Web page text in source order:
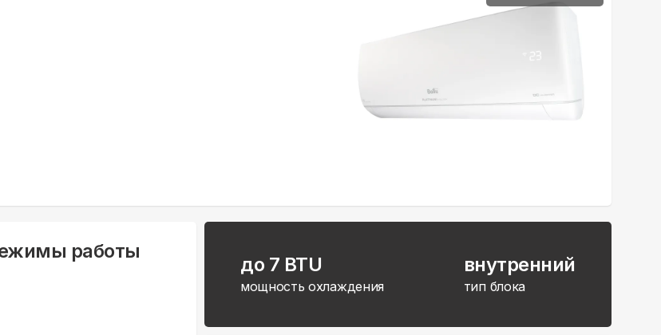
работы
до 7 BTU
мощность охлаждения
внутренний
тип блока